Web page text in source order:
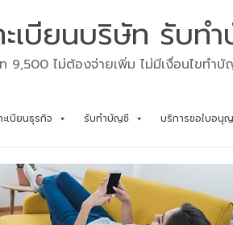
เบียนบริษัท รับท
9,500 ไม่ต้องจ่ายเพิ่ม ไม่มีเงื่อนไขท
เบียนธุรกิจ รับทำบัญชี บริการขอใบอนุ